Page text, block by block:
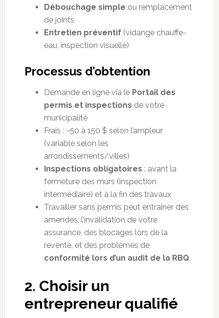
Débouchage simple ou remplacement
de joints
Entretien préventif(vidange chauffe-
eau, inspection visuelle)
Processus d’obtention
Demande en ligne via le Portail des
permis et inspections de votre
municipalité
Frais : ~50 à 150 $ selon l’ampleur
(variable selon les
arrondissements/villes)
Inspections obligatoires : avant la
fermeture des murs (inspection
intermédiaire) et à la fin des travaux
Travailler sans permis peut entraîner des
amendes, l’invalidation de votre
assurance, des blocages lors de la
revente, et des problèmes de
conformité lors d’un audit de la RBQ.
2. Choisir un
entrepreneur qualifié